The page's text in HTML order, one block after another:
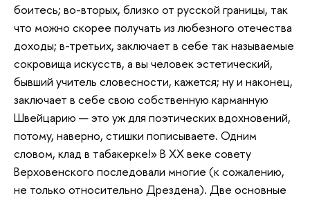
боитесь; во-вторых, близко от русской границы, так
что можно скорее получать из любезного отечества
доходы; в-третьих, заключает в себе так называемые
сокровища искусств, а вы человек эстетический,
бывший учитель словесности, кажется; ну и наконец,
заключает в себе свою собственную карманную
Швейцарию — это уж для поэтических вдохновений,
потому, наверно, стишки пописываете. Одним
словом, клад в табакерке!» В XX веке совету
Верховенского последовали многие (к сожалению,
не только относительно Дрездена). Две основные